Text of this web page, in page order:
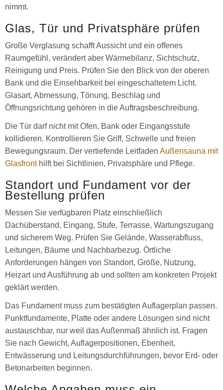
nimmt.
Glas, Tür und Privatsphäre prüfen
Große Verglasung schafft Aussicht und ein offenes
Raumgefühl, verändert aber Wärmebilanz, Sichtschutz,
Reinigung und Preis. Prüfen Sie den Blick von der oberen
Bank und die Einsehbarkeit bei eingeschaltetem Licht.
Glasart, Abmessung, Tönung, Beschlag und
Öffnungsrichtung gehören in die Auftragsbeschreibung.
Die Tür darf nicht mit Ofen, Bank oder Eingangsstufe
kollidieren. Kontrollieren Sie Griff, Schwelle und freien
Bewegungsraum. Der vertiefende Leitfaden Außensauna mit
Glasfronthilft bei Sichtlinien, Privatsphäre und Pflege.
Standort und Fundament vor der
Bestellung prüfen
Messen Sie verfügbaren Platz einschließlich
Dachüberstand, Eingang, Stufe, Terrasse, Wartungszugang
und sicherem Weg. Prüfen Sie Gelände, Wasserabfluss,
Leitungen, Bäume und Nachbarbezug. Örtliche
Anforderungen hängen von Standort, Größe, Nutzung,
Heizart und Ausführung ab und sollten am konkreten Projekt
geklärt werden.
Das Fundament muss zum bestätigten Auflagerplan passen.
Punktfundamente, Platte oder andere Lösungen sind nicht
austauschbar, nur weil das Außenmaß ähnlich ist. Fragen
Sie nach Gewicht, Auflagerpositionen, Ebenheit,
Entwässerung und Leitungsdurchführungen, bevor Erd- oder
Betonarbeiten beginnen.